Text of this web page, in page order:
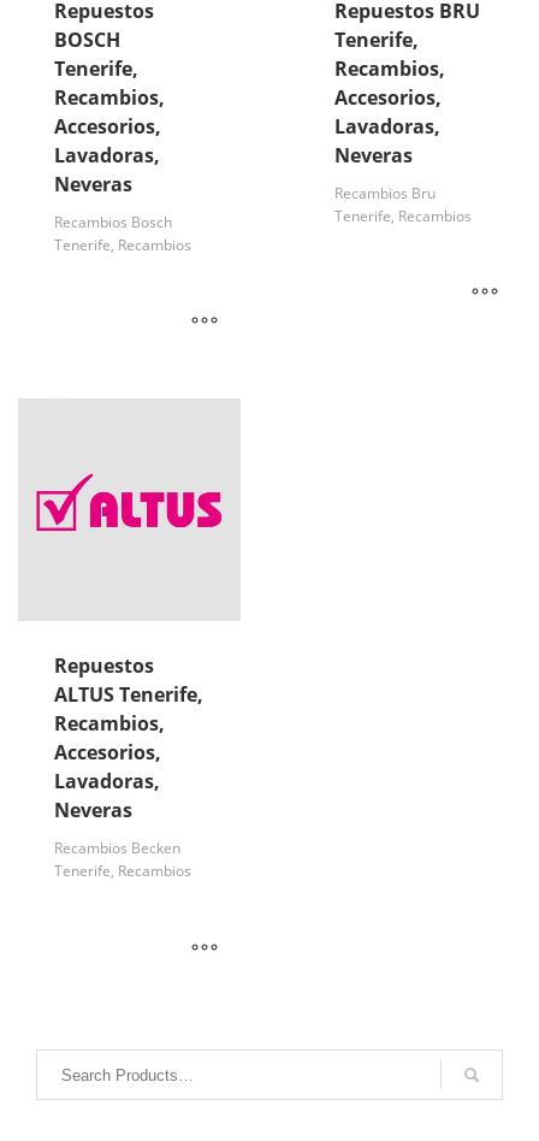
Repuestos
BOSCH
Tenerife,
Recambios,
Accesorios,
Lavadoras,
Neveras
Recambios Bosch
Tenerife, Recambios
Repuestos BRU
Tenerife,
Recambios,
Accesorios,
Lavadoras,
Neveras
Recambios Bru
Tenerife, Recambios
Repuestos
ALTUS Tenerife,
Recambios,
Accesorios,
Lavadoras,
Neveras
Recambios Becken
Tenerife, Recambios